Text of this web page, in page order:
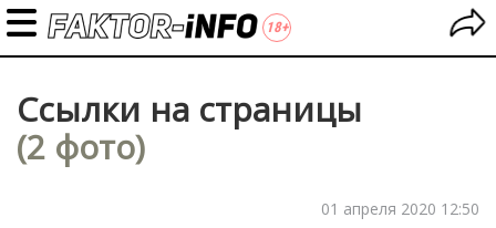
Ссылки на страницы
(2 фото)
01 апреля 2020 12:50